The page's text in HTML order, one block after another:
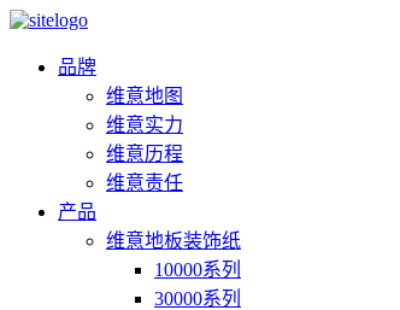
品牌
维意地图
维意实力
维意历程
维意责任
产品
维意地板装饰纸
10000系列
30000系列